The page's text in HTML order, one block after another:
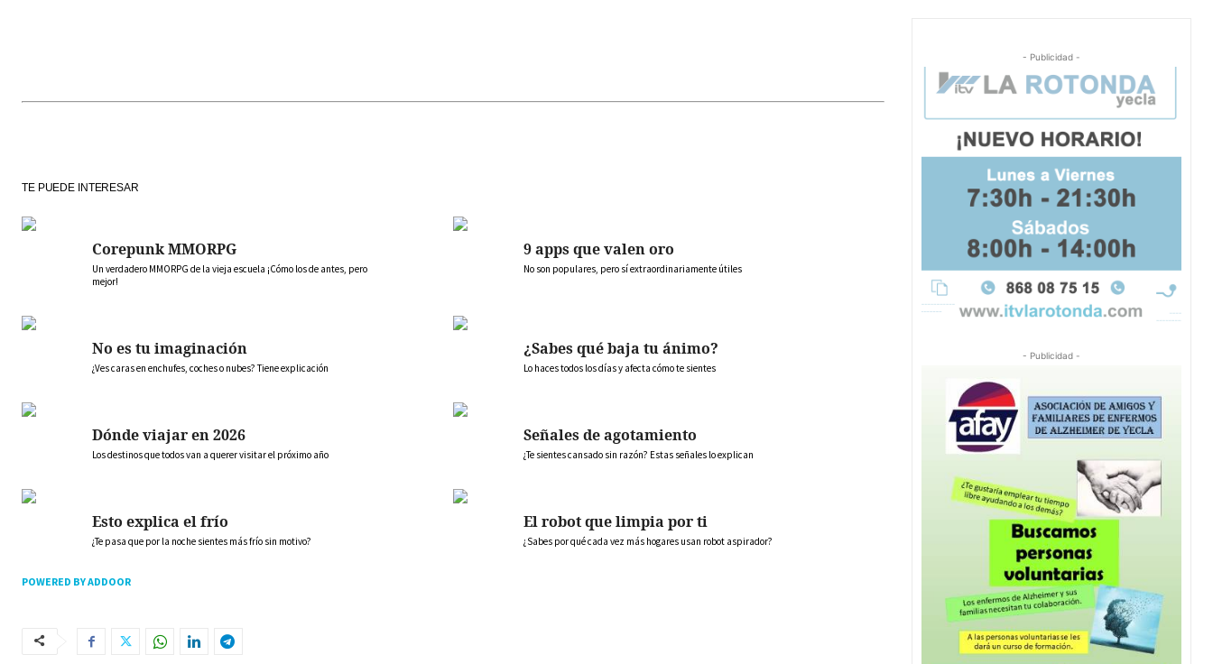
TE PUEDE INTERESAR
Corepunk MMORPG
Un verdadero MMORPG de la vieja escuela ¡Cómo los de antes, pero
mejor!
9 apps que valen oro
No son populares, pero sí extraordinariamente útiles
No es tu imaginación
¿Ves caras en enchufes, coches o nubes? Tiene explicación
¿Sabes qué baja tu ánimo?
Lo haces todos los días y afecta cómo te sientes
Dónde viajar en 2026
Los destinos que todos van a querer visitar el próximo año
Señales de agotamiento
¿Te sientes cansado sin razón? Estas señales lo explican
Esto explica el frío
¿Te pasa que por la noche sientes más frío sin motivo?
El robot que limpia por ti
¿Sabes por qué cada vez más hogares usan robot aspirador?
POWERED BY ADDOOR
- Publicidad -
- Publicidad -